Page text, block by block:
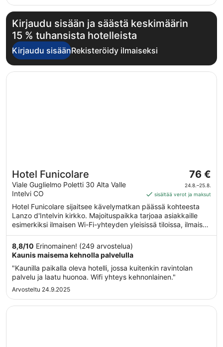
Kirjaudu sisään ja säästä keskimäärin
15 % tuhansista hotelleista
Kirjaudu sisäänRekisteröidy ilmaiseksi
Hotel Funicolare
Viale Guglielmo Poletti 30 Alta Valle
Intelvi CO
Hinta
on
76 €
per
yö
ajalle
76 €
24.8.–25.8.
sisältää verot ja maksut
Hotel Funicolare sijaitsee kävelymatkan päässä kohteesta
Lanzo d'Intelvin kirkko. Majoituspaikka tarjoaa asiakkaille
esimerkiksi ilmaisen Wi-Fi-yhteyden yleisissä tiloissa, ilmaisen
omatoimisen pysäköinnin ja ravintolan.
8,8/10 Erinomainen! (249 arvostelua)
Kaunis maisema kehnolla palvelulla
"Kaunilla paikalla oleva hotelli, jossa kuitenkin ravintolan
palvelu ja laatu huonoa. Wifi yhteys kehnonlainen."
Arvosteltu 24.9.2025
Avautuu uuteen ikkunaan
Hotel Funicolare
Avautuu uuteen ikkunaan
Hotel Barchetta Excelsior